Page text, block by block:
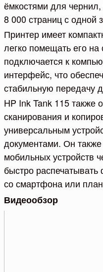
ёмкостями для чернил,
8 000 страниц с одной
Принтер имеет
легко помещать его
подключается к
интерфейс, что
стабильную передачу
HP Ink Tank 115 также
сканирования и
универсальным
документами. Он
мобильных устройств
быстро
со смартфона или
Видеообзор